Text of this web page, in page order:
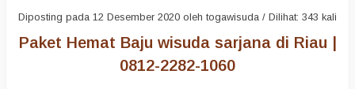
Diposting pada 12 Desember 2020 oleh togawisuda / Dilihat: 343 kali
Paket Hemat Baju wisuda sarjana di Riau |
0812-2282-1060